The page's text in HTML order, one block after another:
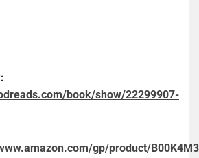
book/show/22299907-
gp/product/